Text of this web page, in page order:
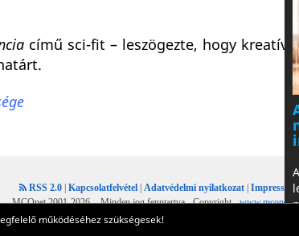
működéséhez szükségesek!
című sci-fit – leszögezte, hogy kreatív
RSS 2.0 | Kapcsolatfelvétel | Adatvédelmi nyilatkozat |
MCOnet 2001-2026. - Minden jog fenntartva - Copyright -